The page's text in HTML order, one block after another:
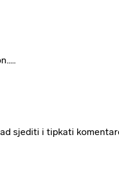
sjediti i tipkati